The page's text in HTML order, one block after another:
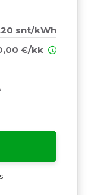
snt/kWh
€/kk